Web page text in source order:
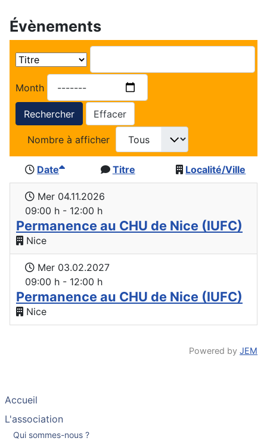
Évènements
Month
Rechercher Effacer
Nombre à afficher
Date Titre Localité/Ville
Mer 04.11.2026
09:00 h - 12:00 h
Permanence au CHU de Nice (IUFC)
Nice
Mer 03.02.2027
09:00 h - 12:00 h
Permanence au CHU de Nice (IUFC)
Nice
Powered by JEM
Accueil
L'association
Qui sommes-nous ?